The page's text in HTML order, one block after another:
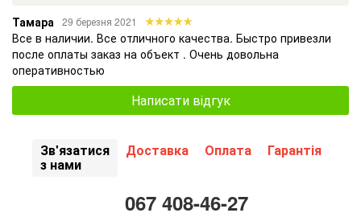
Тамара
29 березня 2021
Все в наличии. Все отличного качества. Быстро привезли
после оплаты заказ на объект . Очень довольна
оперативностью
Написати відгук
Зв'язатися
з нами
Доставка Оплата Гарантія
067 408-46-27